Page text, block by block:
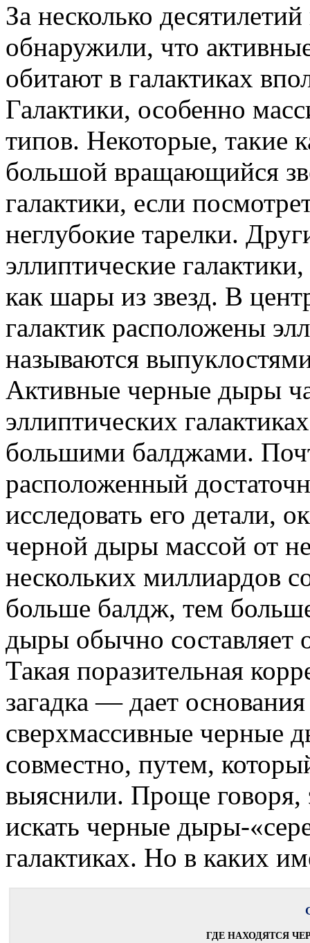
За несколько
обнаружили, что
обитают в галактиках
Галактики, особенно
типов. Некоторые, такие
большой вращающийся
галактики, если
неглубокие тарелки.
эллиптические
как шары из звезд. В
галактик расположены
называются
Активные черные дыры
эллиптических
большими балджами.
расположенный
исследовать его детали,
черной дыры массой от
нескольких миллиардов
больше балдж, тем
дыры обычно
Такая поразительная
загадка — дает
сверхмассивные черные
совместно, путем,
выяснили. Проще говоря,
искать черные дыры-
галактиках. Но в каких
ГДЕ НАХОДЯТСЯ